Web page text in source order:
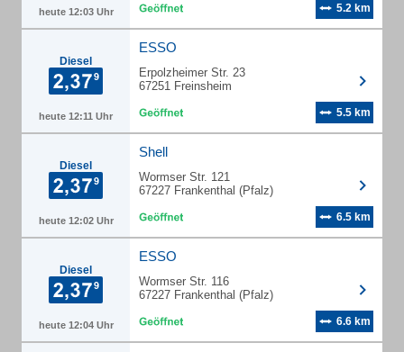
heute 12:03 Uhr 5.2 km
Diesel
heute 12:11 Uhr
ESSO
Erpolzheimer Str. 23
67251 Freinsheim
5.5 km
Diesel
heute 12:02 Uhr
Shell
Wormser Str. 121
67227 Frankenthal (Pfalz)
6.5 km
Diesel
heute 12:04 Uhr
ESSO
Wormser Str. 116
67227 Frankenthal (Pfalz)
6.6 km